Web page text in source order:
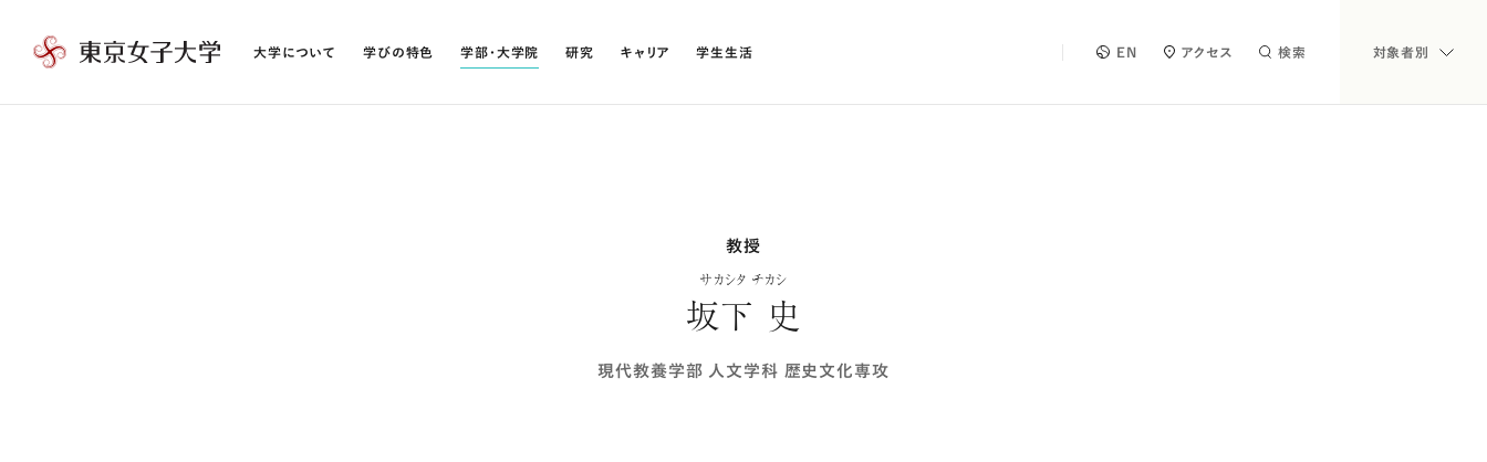
東
大学について 学びの特色 学部・大学院 研究 キャリア 学生生活 EN アクセス 検索 対象者別
教授
サカシタ チカシ
坂下 史
現代教養学部 人文学科 歴史文化専攻